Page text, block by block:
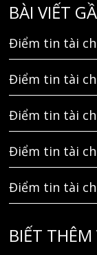
BÀI VIẾT
Điểm tin tài
Điểm tin tài
Điểm tin tài
Điểm tin tài
Điểm tin tài
BIẾT THÊM